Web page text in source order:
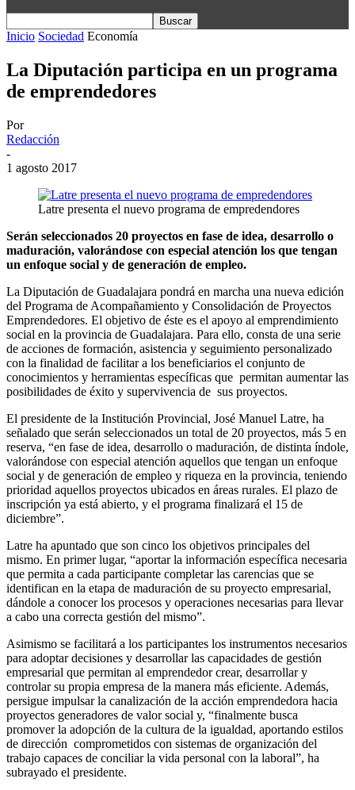
Inicio Sociedad Economía
La Diputación participa en un programa
de emprendedores
Por
Redacción
-
1 agosto 2017
Latre presenta el nuevo programa de empredendores
Serán seleccionados 20 proyectos en fase de idea, desarrollo o
maduración, valorándose con especial atención los que tengan
un enfoque social y de generación de empleo.
La Diputación de Guadalajara pondrá en marcha una nueva edición
del Programa de Acompañamiento y Consolidación de Proyectos
Emprendedores. El objetivo de éste es el apoyo al emprendimiento
social en la provincia de Guadalajara. Para ello, consta de una serie
de acciones de formación, asistencia y seguimiento personalizado
con la finalidad de facilitar a los beneficiarios el conjunto de
conocimientos y herramientas específicas que permitan aumentar las
posibilidades de éxito y supervivencia de sus proyectos.
El presidente de la Institución Provincial, José Manuel Latre, ha
señalado que serán seleccionados un total de 20 proyectos, más 5 en
reserva, “en fase de idea, desarrollo o maduración, de distinta índole,
valorándose con especial atención aquellos que tengan un enfoque
social y de generación de empleo y riqueza en la provincia, teniendo
prioridad aquellos proyectos ubicados en áreas rurales. El plazo de
inscripción ya está abierto, y el programa finalizará el 15 de
diciembre”.
Latre ha apuntado que son cinco los objetivos principales del
mismo. En primer lugar, “aportar la información específica necesaria
que permita a cada participante completar las carencias que se
identifican en la etapa de maduración de su proyecto empresarial,
dándole a conocer los procesos y operaciones necesarias para llevar
a cabo una correcta gestión del mismo”.
Asimismo se facilitará a los participantes los instrumentos necesarios
para adoptar decisiones y desarrollar las capacidades de gestión
empresarial que permitan al emprendedor crear, desarrollar y
controlar su propia empresa de la manera más eficiente. Además,
persigue impulsar la canalización de la acción emprendedora hacia
proyectos generadores de valor social y, “finalmente busca
promover la adopción de la cultura de la igualdad, aportando estilos
de dirección comprometidos con sistemas de organización del
trabajo capaces de conciliar la vida personal con la laboral”, ha
subrayado el presidente.